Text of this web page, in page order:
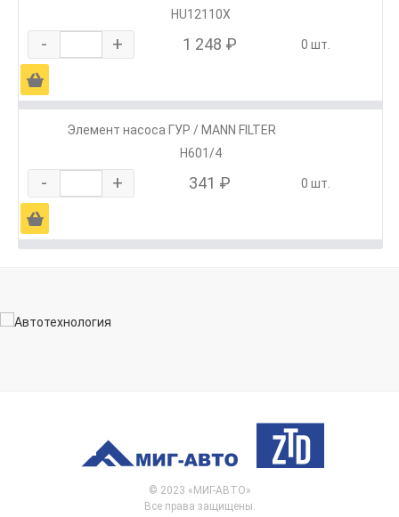
HU12110X
- + 1 248 ₽ 0 шт.
Ä
Элемент насоса ГУР / MANN FILTER
H601/4
- + 341 ₽ 0 шт.
Ä
© 2023 «МИГ-АВТО»
Все права защищены.